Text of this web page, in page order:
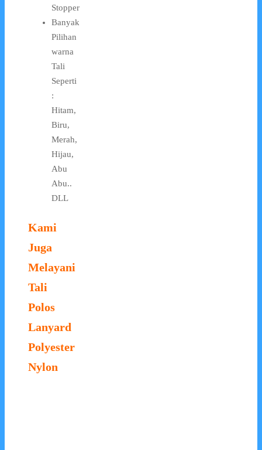
Stopper
Banyak
Pilihan
warna
Tali
Seperti
:
Hitam,
Biru,
Merah,
Hijau,
Abu
Abu..
DLL
Kami
Juga
Melayani
Tali
Polos
Lanyard
Polyester
Nylon